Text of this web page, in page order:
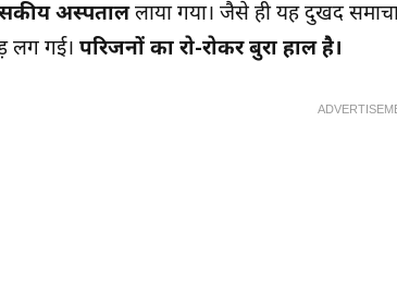
अस्पताललाया गया। जैसे ही यह दुखद
लग गई। परिजनों का रो-रोकर बुरा हाल है।